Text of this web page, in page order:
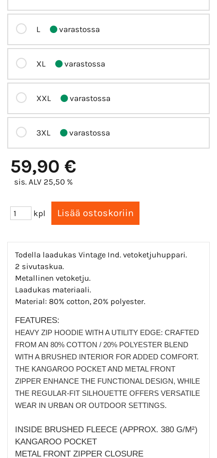
L varastossa
XL varastossa
XXL varastossa
3XL varastossa
59,90 €
sis. ALV 25,50 %
kpl
Todella laadukas Vintage Ind. vetoketjuhuppari.
2 sivutaskua.
Metallinen vetoketju.
Laadukas materiaali.
Material: 80% cotton, 20% polyester.
FEATURES:
HEAVY ZIP HOODIE WITH A UTILITY EDGE: CRAFTED
FROM AN 80% COTTON / 20% POLYESTER BLEND
WITH A BRUSHED INTERIOR FOR ADDED COMFORT.
THE KANGAROO POCKET AND METAL FRONT
ZIPPER ENHANCE THE FUNCTIONAL DESIGN, WHILE
THE REGULAR-FIT SILHOUETTE OFFERS VERSATILE
WEAR IN URBAN OR OUTDOOR SETTINGS.
INSIDE BRUSHED FLEECE (APPROX. 380 G/M²)
KANGAROO POCKET
METAL FRONT ZIPPER CLOSURE